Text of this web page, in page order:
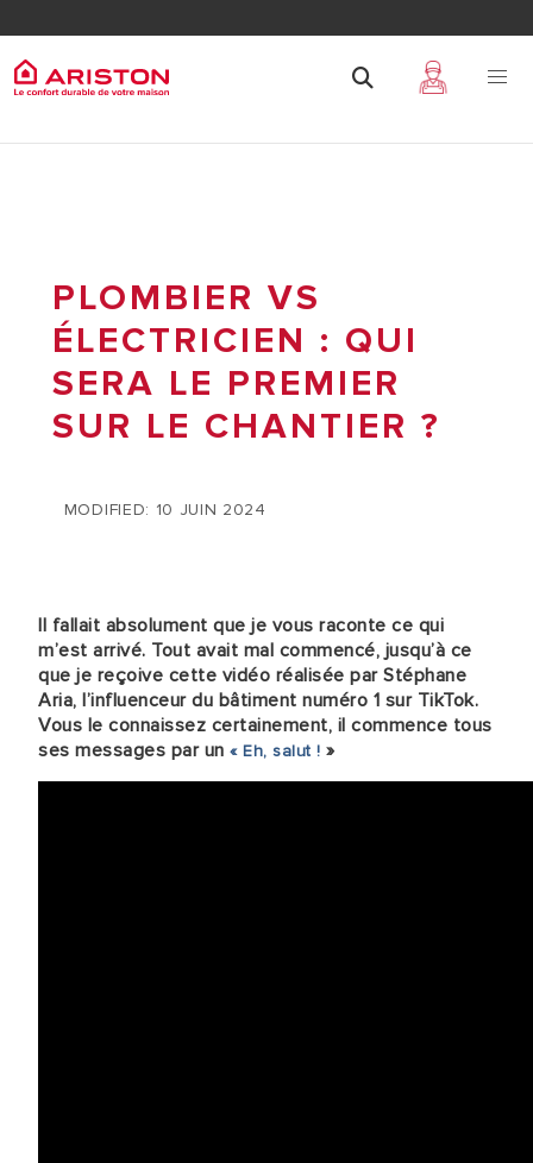
PLOMBIER VS
ÉLECTRICIEN : QUI
SERA LE PREMIER
SUR LE CHANTIER ?
MODIFIED: 10 JUIN 2024
Il fallait absolument que je vous raconte ce qui
m’est arrivé. Tout avait mal commencé, jusqu’à ce
que je reçoive cette vidéo réalisée par Stéphane
Aria, l’influenceur du bâtiment numéro 1 sur TikTok.
Vous le connaissez certainement, il commence tous
ses messages par un « Eh, salut ! »